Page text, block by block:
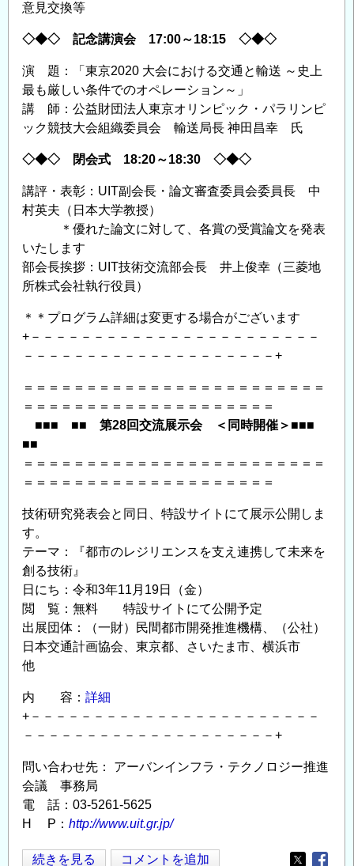
意見交換等
◇◆◇ 記念講演会 17:00～18:15 ◇◆◇
演 題：「東京2020 大会における交通と輸送 ～史上
最も厳しい条件でのオペレーション～」
講 師：公益財団法人東京オリンピック・パラリンピ
ック競技大会組織委員会 輸送局長 神田昌幸 氏
◇◆◇ 閉会式 18:20～18:30 ◇◆◇
講評・表彰：UIT副会長・論文審査委員会委員長 中
村英夫（日本大学教授）
＊優れた論文に対して、各賞の受賞論文を発表
いたします
部会長挨拶：UIT技術交流部会長 井上俊幸（三菱地
所株式会社執行役員）
＊＊プログラム詳細は変更する場合がございます
+－－－－－－－－－－－－－－－－－－－－－－－
－－－－－－－－－－－－－－－－－－－－+
＝＝＝＝＝＝＝＝＝＝＝＝＝＝＝＝＝＝＝＝＝＝＝＝
＝＝＝＝＝＝＝＝＝＝＝＝＝＝＝＝＝＝＝＝
■■■ ■■ 第28回交流展示会 ＜同時開催＞■■■
■■
＝＝＝＝＝＝＝＝＝＝＝＝＝＝＝＝＝＝＝＝＝＝＝＝
＝＝＝＝＝＝＝＝＝＝＝＝＝＝＝＝＝＝＝＝
技術研究発表会と同日、特設サイトにて展示公開しま
す。
テーマ：『都市のレジリエンスを支え連携して未来を
創る技術』
日にち：令和3年11月19日（金）
閲 覧：無料 特設サイトにて公開予定
出展団体：（一財）民間都市開発推進機構、（公社）
日本交通計画協会、東京都、さいたま市、横浜市
他
内 容： 詳細
+－－－－－－－－－－－－－－－－－－－－－－－
－－－－－－－－－－－－－－－－－－－－+
問い合わせ先： アーバンインフラ・テクノロジー推進
会議 事務局
電 話：03-5261-5625
H P： http://www.uit.gr.jp/
◆【11
続きを見る コメントを追加